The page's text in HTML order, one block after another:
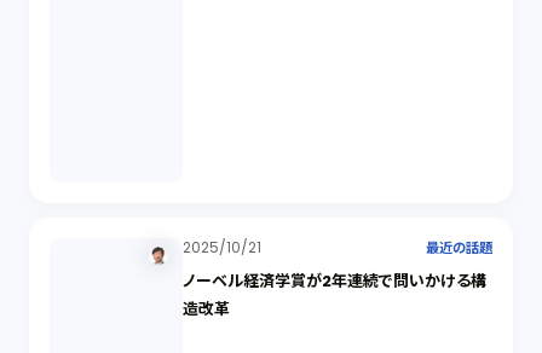
2025/10/21 最近の話題
ノーベル経済学賞が2年連続で問いかける構
造改革